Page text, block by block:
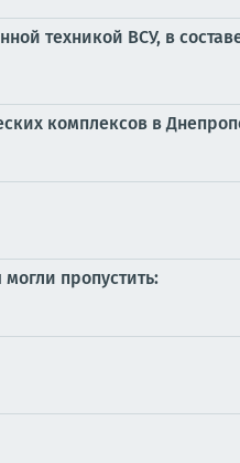
техникой ВСУ, в
комплексов в
пропустить: